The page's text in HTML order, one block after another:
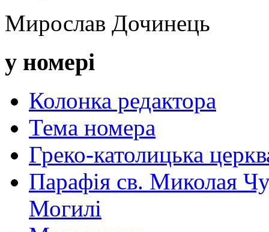
Мирослав Дочинець
у номері
Колонка редактора
Тема номера
Греко-католицька
Парафія св. Миколая
Могилі